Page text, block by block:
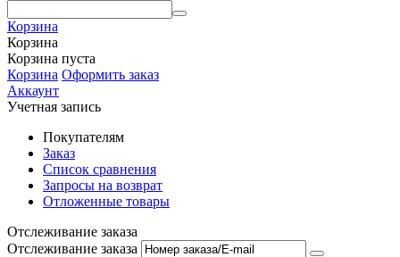
Корзина
Корзина
Корзина пуста
Корзина Оформить заказ
Аккаунт
Учетная запись
Покупателям
Заказ
Список сравнения
Запросы на возврат
Отложенные товары
Отслеживание заказа
Отслеживание заказа